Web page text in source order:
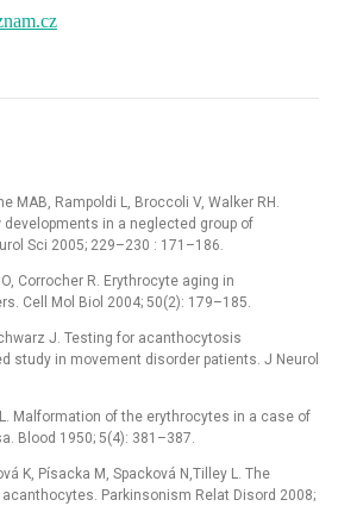
MAB, Rampoldi L, Broccoli V, Walker RH.
in a neglected group of
Sci 2005; 229–230 : 171–186.
Corrocher R. Erythrocyte aging in
Cell Mol Biol 2004; 50(2): 179–185.
J. Testing for acanthocytosis
study in movement disorder patients. J Neurol
Malformation of the erythrocytes in a case of
Blood 1950; 5(4): 381–387.
K, Písacka M, Spacková N,Tilley L. The
Parkinsonism Relat Disord 2008;